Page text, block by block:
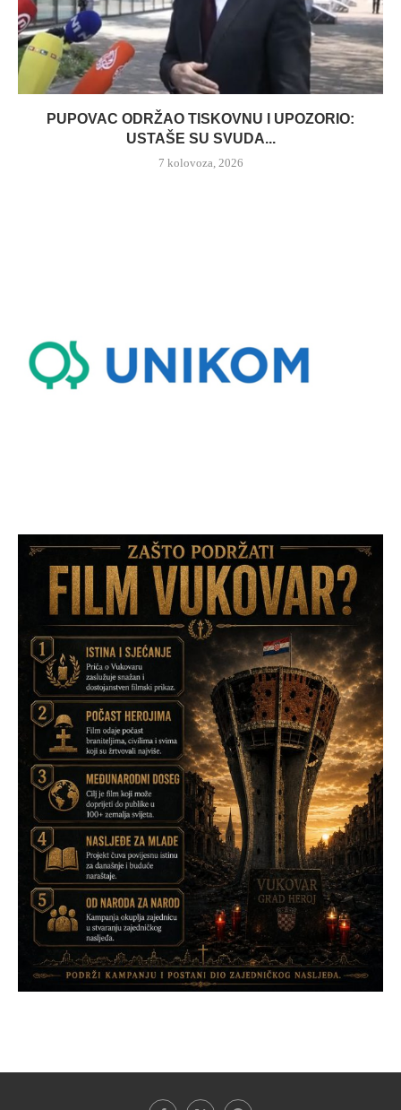
PUPOVAC ODRŽAO TISKOVNU I UPOZORIO:
USTAŠE SU SVUDA...
7 kolovoza, 2026